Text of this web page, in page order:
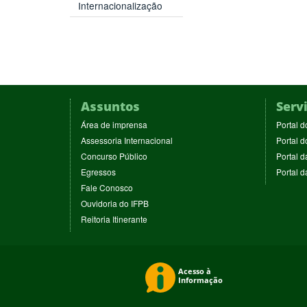
Internacionalização
Assuntos
Área de imprensa
em
nova
Assessoria Internacional
Concurso Público
Egressos(abre
nova
janela)
Fale Conosco
em
nova
janela)
Ouvidoria do IFPB(abre
Reitoria Itinerante(abre
Portal
Portal
Portal
Portal